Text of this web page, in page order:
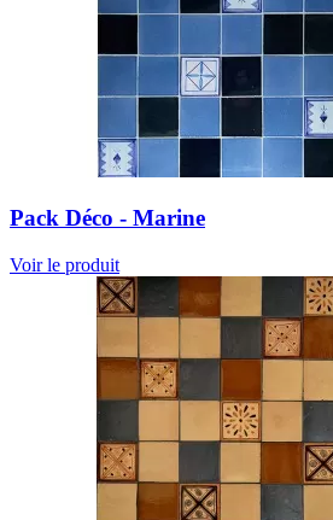
Pack Déco - Marine
Voir le produit